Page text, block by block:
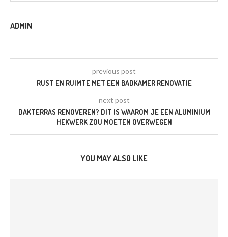
ADMIN
previous post
RUST EN RUIMTE MET EEN BADKAMER RENOVATIE
next post
DAKTERRAS RENOVEREN? DIT IS WAAROM JE EEN ALUMINIUM
HEKWERK ZOU MOETEN OVERWEGEN
YOU MAY ALSO LIKE